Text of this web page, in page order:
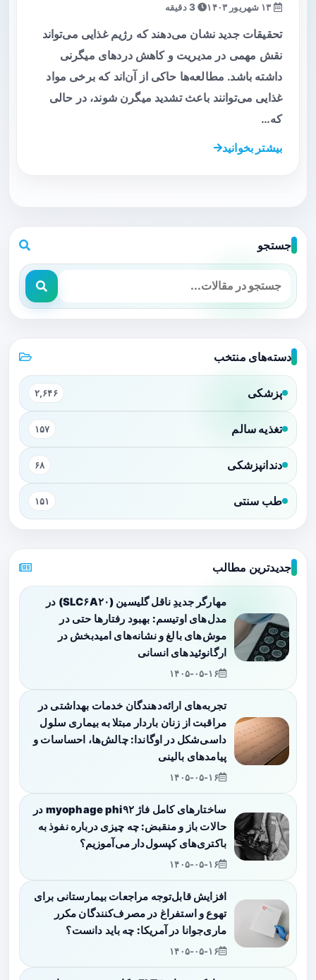
3 دقیقه
تحقیقات جدید نشان می‌دهند که رژیم غذایی می‌تواند
نقش مهمی در مدیریت و کاهش دردهای میگرنی
داشته باشد. مطالعه‌ها حاکی از آن‌اند که برخی مواد
غذایی می‌توانند باعث تشدید میگرن شوند، در حالی
که…
بیشتر بخوانید
جستجو
دسته‌های منتخب
پزشکی ۲,۶۴۶
تغذیه سالم ۱۵۷
دندانپزشکی ۶۸
طب سنتی ۱۵۱
جدیدترین مطالب
مهارگر جدیدِ ناقل گلیسین (SLC۶A۲۰) در
مدل‌های اوتیسم: بهبود رفتارها حتی در
موش‌های بالغ و نشانه‌های امیدبخش در
ارگانوئیدهای انسانی
۱۴۰۵-۰۵-۱۶
تجربه‌های ارائه‌دهندگان خدمات بهداشتی در
مراقبت از زنان باردار مبتلا به بیماری سلول
داسی‌شکل در اوگاندا: چالش‌ها، احساسات و
پیامدهای بالینی
۱۴۰۵-۰۵-۱۶
ساختارهای کامل فاژ myophage phi۹۲ در
حالات باز و منقبض: چه چیزی درباره نفوذ به
باکتری‌های کپسول‌دار می‌آموزیم؟
۱۴۰۵-۰۵-۱۶
افزایش قابل‌توجه مراجعات بیمارستانی برای
تهوع و استفراغ در مصرف‌کنندگان مکرر
ماری‌جوانا در آمریکا: چه باید دانست؟
۱۴۰۵-۰۵-۱۶